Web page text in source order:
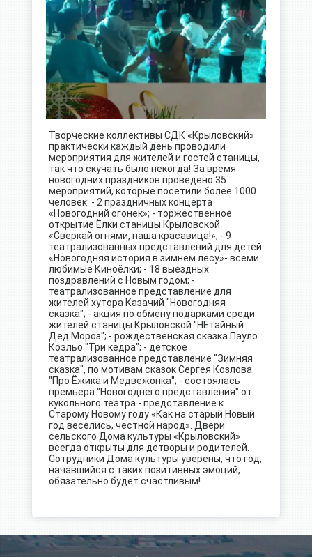
Творческие коллективы СДК «Крыловский»
практически каждый день проводили
мероприятия для жителей и гостей станицы,
так что скучать было некогда! За время
новогодних праздников проведено 35
мероприятий, которые посетили более 1000
человек: - 2 праздничных концерта
«Новогодний огонек»; - торжественное
открытие Ёлки станицы Крыловской
«Сверкай огнями, наша красавица!»; - 9
театрализованных представлений для детей
«Новогодняя история в зимнем лесу»- всеми
любимые Киноёлки; - 18 выездных
поздравлений с Новым годом; -
театрализованное представление для
жителей хутора Казачий "Новогодняя
сказка"; - акция по обмену подарками среди
жителей станицы Крыловской "НЕтайный
Дед Мороз"; - рождественская сказка Пауло
Коэльо "Три кедра"; - детское
театрализованное представление "Зимняя
сказка", по мотивам сказок Сергея Козлова
"Про Ёжика и Медвежонка"; - состоялась
премьера "Новогоднего представления" от
кукольного театра - представление к
Старому Новому году «Как на старый Новый
год веселись, честной народ». Двери
сельского Дома культуры «Крыловский»
всегда открыты для детворы и родителей.
Сотрудники Дома культуры уверены, что год,
начавшийся с таких позитивных эмоций,
обязательно будет счастливым!